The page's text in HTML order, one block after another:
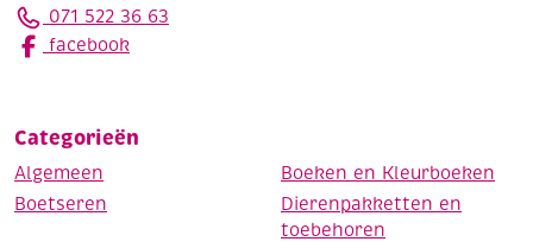
071 522 36 63
facebook
Categorieën
Algemeen
Boeken en Kleurboeken
Boetseren
Dierenpakketten en
toebehoren